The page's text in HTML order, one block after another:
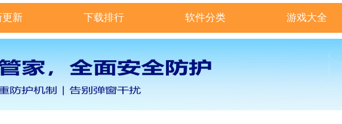
更新 下载排行 软件分类 游戏大全